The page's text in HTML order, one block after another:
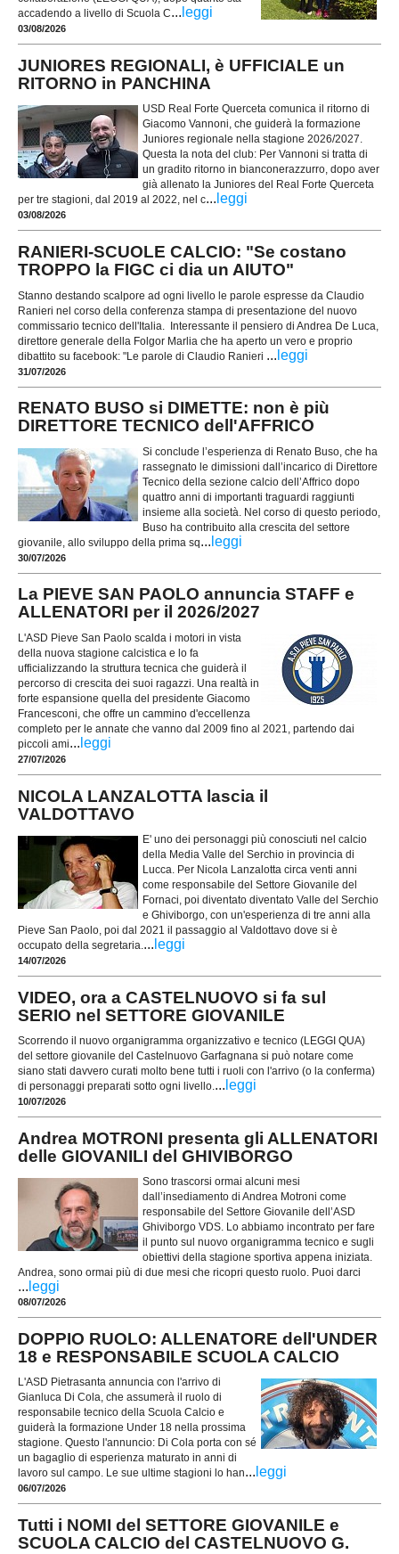
accadendo a livello di Scuola C... leggi
03/08/2026
JUNIORES REGIONALI, è UFFICIALE un
RITORNO in PANCHINA
USD Real Forte Querceta comunica il ritorno di
Giacomo Vannoni, che guiderà la formazione
Juniores regionale nella stagione 2026/2027.
Questa la nota del club: Per Vannoni si tratta di
un gradito ritorno in bianconerazzurro, dopo aver
già allenato la Juniores del Real Forte Querceta
per tre stagioni, dal 2019 al 2022, nel c... leggi
03/08/2026
RANIERI-SCUOLE CALCIO: "Se costano
TROPPO la FIGC ci dia un AIUTO"
Stanno destando scalpore ad ogni livello le parole espresse da Claudio
Ranieri nel corso della conferenza stampa di presentazione del nuovo
commissario tecnico dell'Italia. Interessante il pensiero di Andrea De Luca,
direttore generale della Folgor Marlia che ha aperto un vero e proprio
dibattito su facebook: "Le parole di Claudio Ranieri ... leggi
31/07/2026
RENATO BUSO si DIMETTE: non è più
DIRETTORE TECNICO dell'AFFRICO
Si conclude l’esperienza di Renato Buso, che ha
rassegnato le dimissioni dall’incarico di Direttore
Tecnico della sezione calcio dell’Affrico dopo
quattro anni di importanti traguardi raggiunti
insieme alla società. Nel corso di questo periodo,
Buso ha contribuito alla crescita del settore
giovanile, allo sviluppo della prima sq... leggi
30/07/2026
La PIEVE SAN PAOLO annuncia STAFF e
ALLENATORI per il 2026/2027
L'ASD Pieve San Paolo scalda i motori in vista
della nuova stagione calcistica e lo fa
ufficializzando la struttura tecnica che guiderà il
percorso di crescita dei suoi ragazzi. Una realtà in
forte espansione quella del presidente Giacomo
Francesconi, che offre un cammino d'eccellenza
completo per le annate che vanno dal 2009 fino al 2021, partendo dai
piccoli ami... leggi
27/07/2026
NICOLA LANZALOTTA lascia il
VALDOTTAVO
E' uno dei personaggi più conosciuti nel calcio
della Media Valle del Serchio in provincia di
Lucca. Per Nicola Lanzalotta circa venti anni
come responsabile del Settore Giovanile del
Fornaci, poi diventato diventato Valle del Serchio
e Ghiviborgo, con un'esperienza di tre anni alla
Pieve San Paolo, poi dal 2021 il passaggio al Valdottavo dove si è
occupato della segretaria.... leggi
14/07/2026
VIDEO, ora a CASTELNUOVO si fa sul
SERIO nel SETTORE GIOVANILE
Scorrendo il nuovo organigramma organizzativo e tecnico (LEGGI QUA)
del settore giovanile del Castelnuovo Garfagnana si può notare come
siano stati davvero curati molto bene tutti i ruoli con l'arrivo (o la conferma)
di personaggi preparati sotto ogni livello.... leggi
10/07/2026
Andrea MOTRONI presenta gli ALLENATORI
delle GIOVANILI del GHIVIBORGO
Sono trascorsi ormai alcuni mesi
dall’insediamento di Andrea Motroni come
responsabile del Settore Giovanile dell’ASD
Ghiviborgo VDS. Lo abbiamo incontrato per fare
il punto sul nuovo organigramma tecnico e sugli
obiettivi della stagione sportiva appena iniziata.
Andrea, sono ormai più di due mesi che ricopri questo ruolo. Puoi darci
... leggi
08/07/2026
DOPPIO RUOLO: ALLENATORE dell'UNDER
18 e RESPONSABILE SCUOLA CALCIO
L'ASD Pietrasanta annuncia con l'arrivo di
Gianluca Di Cola, che assumerà il ruolo di
responsabile tecnico della Scuola Calcio e
guiderà la formazione Under 18 nella prossima
stagione. Questo l'annuncio: Di Cola porta con sé
un bagaglio di esperienza maturato in anni di
lavoro sul campo. Le sue ultime stagioni lo han... leggi
06/07/2026
Tutti i NOMI del SETTORE GIOVANILE e
SCUOLA CALCIO del CASTELNUOVO G.